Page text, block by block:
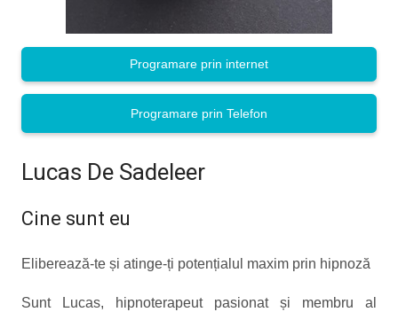
Lucas De Sadeleer
Cine sunt eu
Eliberează-te și atinge-ți potențialul maxim prin hipnoză
Sunt Lucas, hipnoterapeut pasionat și membru al
Programare prin internet
Programare prin Telefon